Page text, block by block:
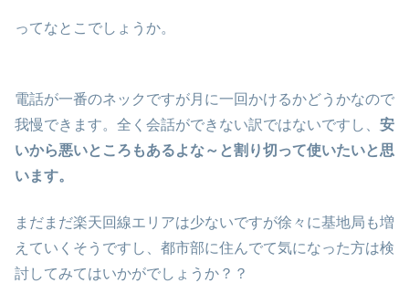
ってなとこでしょうか。
電話が一番のネックですが月に一回かけるかどうかなので
我慢できます。全く会話ができない訳ではないですし、 安
いから悪いところもあるよな～と割り切って使いたいと思
います。
まだまだ楽天回線エリアは少ないですが徐々に基地局も増
えていくそうですし、都市部に住んでて気になった方は検
討してみてはいかがでしょうか？？